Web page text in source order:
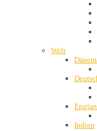
Welt
Indien